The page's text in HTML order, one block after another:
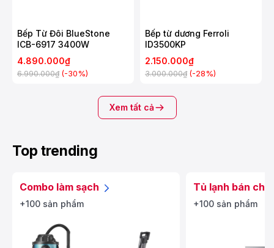
Bếp Từ Đôi BlueStone
ICB-6917 3400W
4.890.000₫
6.990.000₫ (-30%)
Bếp từ dương Ferroli
ID3500KP
2.150.000₫
3.000.000₫ (-28%)
Xem tất cả
Top trending
Combo làm sạch
+100 sản phẩm
Tủ lạnh bán
+100 sản phẩm